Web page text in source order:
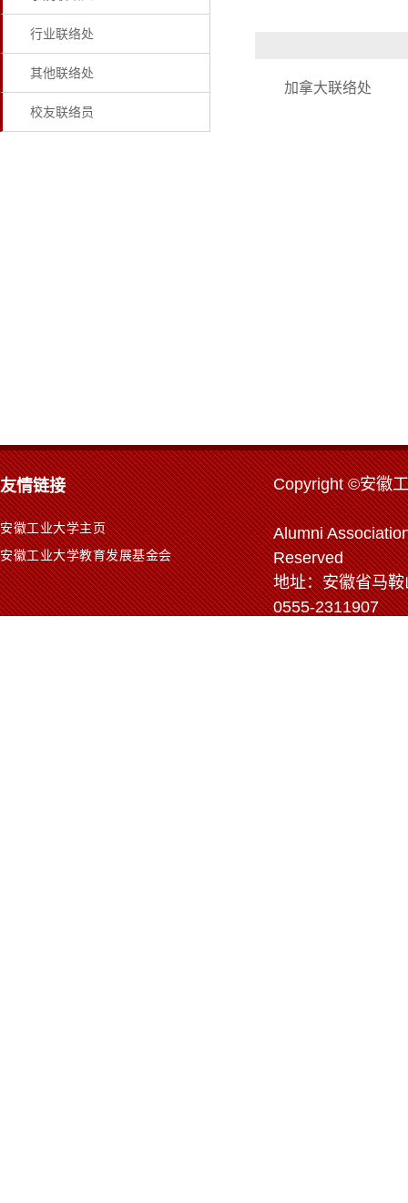
行业联络处
其他联络处
校友联络员
加拿大联络处
友情链接
安徽工业大学主页
安徽工业大学教育发展基金会
Copyright ©安徽工
Alumni
Reserved
地址：安徽省马
0555-2311907